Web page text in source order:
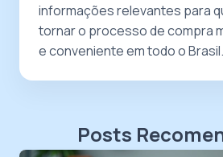
informações relevantes para
tornar o processo de compra
e conveniente em todo o Brasil.
Posts